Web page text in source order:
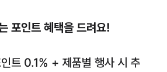
포인트 혜택을 드려요!
트 0.1% + 제품별 행사 시 추